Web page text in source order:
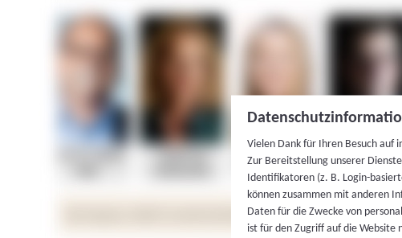
Vielen Dank für Ihren Besuch auf
Zur Bereitstellung unserer
Identifikatoren (z. B. Login-
können zusammen mit anderen
Daten für die Zwecke von
ist für den Zugriff auf die Website